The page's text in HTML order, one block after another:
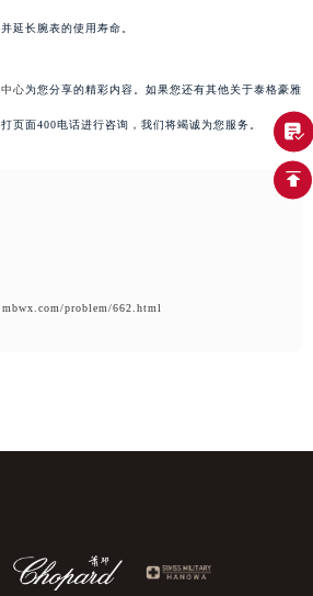
延长腕表的使用寿命。
心为您分享的精彩内容。如果您还有其他关于泰格豪雅
页面400电话进行咨询，我们将竭诚为您服务。
problem/662.html